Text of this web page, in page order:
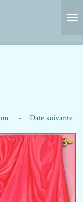
- Date suivante